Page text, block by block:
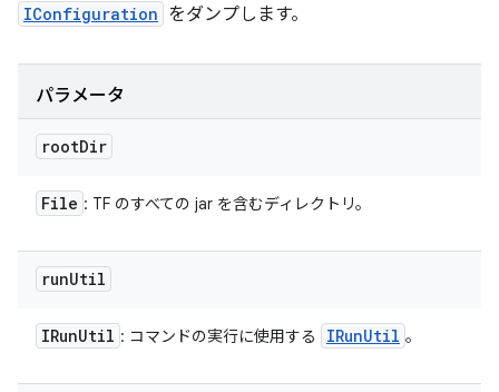
IConfiguration をダンプします。
パラメータ
rootDir
File : TF のすべての jar を含むディレクトリ。
runUtil
IRunUtil : コマンドの実行に使用する IRunUtil 。